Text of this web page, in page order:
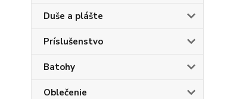
Duše a plášte
Príslušenstvo
Batohy
Oblečenie